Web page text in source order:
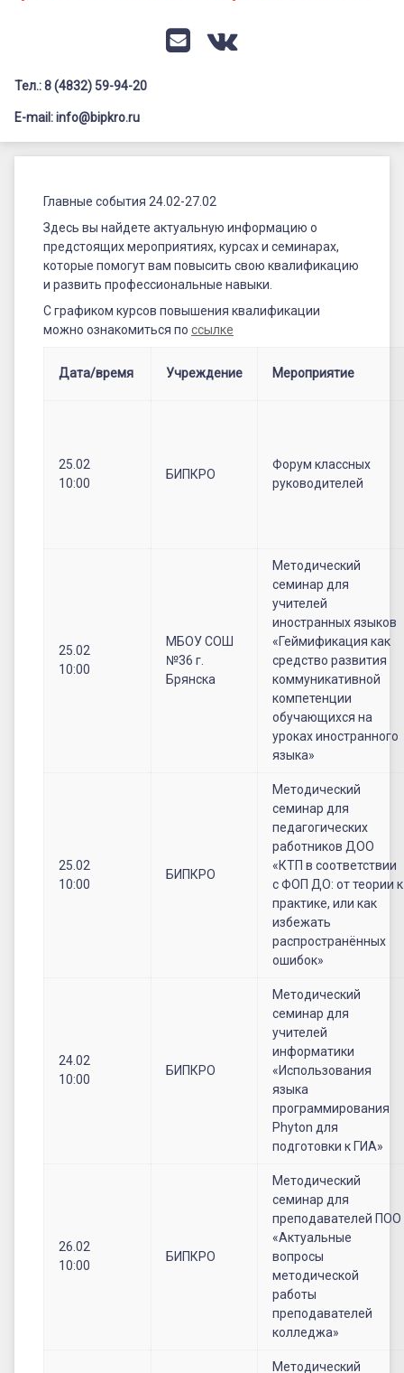
Профилактика дистанционных преступлений
Флагманы образования
Педагог-психолог
E-mailVK
Заголовок сайта → второстепенный
Тел.: 8 (4832) 59-94-20
E-mail: info@bipkro.ru
события
24.02-
27.02
Updated on 20.02.2026
ГАУ ДПО "БИПКРО"
Главные события 24.02-27.02
Здесь вы найдете актуальную информацию о
предстоящих мероприятиях, курсах и семинарах,
которые помогут вам повысить свою квалификацию
и развить профессиональные навыки.
С графиком курсов повышения квалификации
можно ознакомиться по ссылке
Дата/время Учреждение Мероприятие
25.02
10:00
БИПКРО
Форум классных
руководителей
25.02
10:00
МБОУ СОШ
№36 г.
Брянска
Методический
семинар для
учителей
иностранных языков
«Геймификация как
средство развития
коммуникативной
компетенции
обучающихся на
уроках иностранного
языка»
25.02
10:00
БИПКРО
Методический
семинар для
педагогических
работников ДОО
«КТП в соответствии
с ФОП ДО: от теории к
практике, или как
избежать
распространённых
ошибок»
24.02
10:00
БИПКРО
Методический
семинар для
учителей
информатики
«Использования
языка
программирования
Phyton для
подготовки к ГИА»
26.02
10:00
БИПКРО
Методический
семинар для
преподавателей ПОО
«Актуальные
вопросы
методической
работы
преподавателей
колледжа»
Методический